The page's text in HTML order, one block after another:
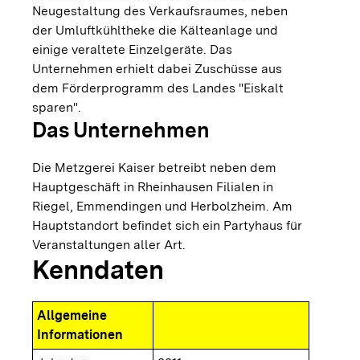
Neugestaltung des Verkaufsraumes, neben
der Umluftkühltheke die Kälteanlage und
einige veraltete Einzelgeräte. Das
Unternehmen erhielt dabei Zuschüsse aus
dem Förderprogramm des Landes "Eiskalt
sparen".
Das Unternehmen
Die Metzgerei Kaiser betreibt neben dem
Hauptgeschäft in Rheinhausen Filialen in
Riegel, Emmendingen und Herbolzheim. Am
Hauptstandort befindet sich ein Partyhaus für
Veranstaltungen aller Art.
Kenndaten
Allgemeine
Informationen